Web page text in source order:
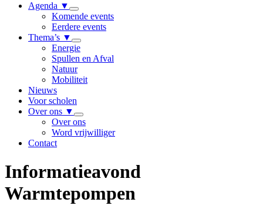
Agenda ▼
Komende events
Eerdere events
Thema’s ▼
Energie
Spullen en Afval
Natuur
Mobiliteit
Nieuws
Voor scholen
Over ons ▼
Over ons
Word vrijwilliger
Contact
Informatieavond
Warmtepompen